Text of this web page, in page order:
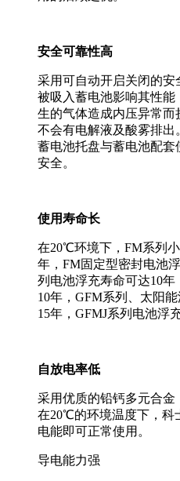
安全可靠性高
采用可自动开启关闭的
被吸入蓄电池影响其性
生的气体造成内压异常
不会有电解液及酸雾排
蓄电池托盘与蓄电池配
安全。
使用寿命长
在20℃环境下，FM系列
年，FM固定型密封电池
列电池浮充寿命可达10
10年，GFM系列、太阳
15年，GFMJ系列电池浮
自放电率低
采用优质的铅钙多元合金
在20℃的环境温度下，科
电能即可正常使用。
导电能力强